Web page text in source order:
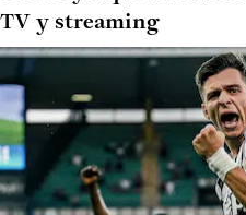
TV y streaming